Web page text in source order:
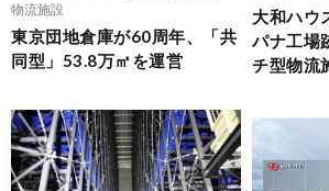
物流施設
東京団地倉庫が60周年、「共
同型」53.8万㎡を運営
大和ハウ
パナ工場
チ型物流